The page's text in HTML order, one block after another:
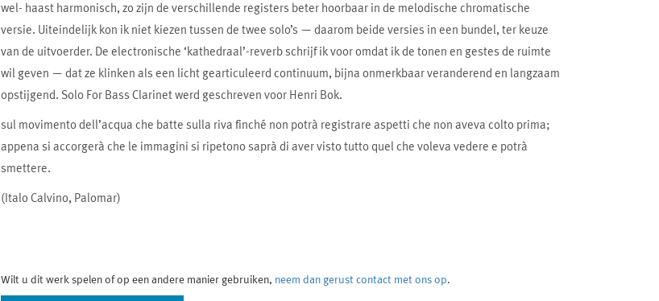
wel- haast harmonisch, zo zijn de verschillende registers beter hoorbaar in de melodische chromatische
versie. Uiteindelijk kon ik niet kiezen tussen de twee solo’s — daarom beide versies in een bundel, ter keuze
van de uitvoerder. De electronische ‘kathedraal’-reverb schrijf ik voor omdat ik de tonen en gestes de ruimte
wil geven — dat ze klinken als een licht gearticuleerd continuum, bijna onmerkbaar veranderend en langzaam
opstijgend. Solo For Bass Clarinet werd geschreven voor Henri Bok.
sul movimento dell’acqua che batte sulla riva finché non potrà registrare aspetti che non aveva colto prima;
appena si accorgerà che le immagini si ripetono saprà di aver visto tutto quel che voleva vedere e potrà
smettere.
(Italo Calvino, Palomar)
Wilt u dit werk spelen of op een andere manier gebruiken, neem dan gerust contact met ons op.